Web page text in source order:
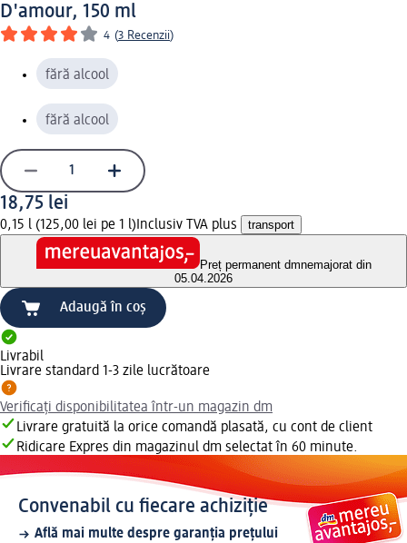
D'amour, 150 ml
4 (3 Recenzii)
fără alcool
fără alcool
18,75 lei
0,15 l (125,00 lei pe 1 l) Inclusiv TVA plus transport
Preț permanent dmnemajorat din
05.04.2026
Adaugă în coș
Livrabil
Livrare standard 1-3 zile lucrătoare
Verificați disponibilitatea într-un magazin dm
Livrare gratuită la orice comandă plasată, cu cont de client
Ridicare Expres din magazinul dm selectat în 60 minute.
Convenabil cu fiecare achiziție
Află mai multe despre garanția prețului